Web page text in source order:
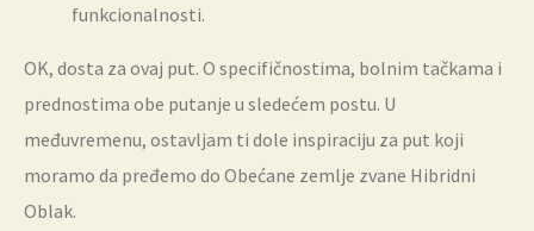
funkcionalnosti.
OK, dosta za ovaj put. O specifičnostima, bolnim tačkama i
prednostima obe putanje u sledećem postu. U
međuvremenu, ostavljam ti dole inspiraciju za put koji
moramo da pređemo do Obećane zemlje zvane Hibridni
Oblak.